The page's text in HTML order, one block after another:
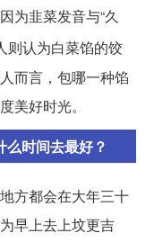
为韭菜发音与“久
则认为白菜馅的饺
而言，包哪一种馅
美好时光。
时间去最好？
方都会在大年三十
早上去上坟更吉